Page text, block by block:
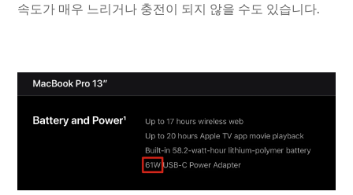
속도가 매우 느리거나 충전이 되지 않을 수도 있습니다.